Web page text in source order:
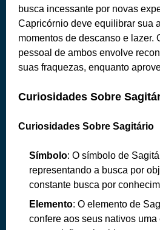
busca incessante por novas
Capricórnio deve equilibrar sua
momentos de descanso e lazer.
pessoal de ambos envolve
suas fraquezas, enquanto
Curiosidades Sobre
Curiosidades Sobre Sagitário
Símbolo: O símbolo de
representando a busca por
constante busca por
Elemento: O elemento de
confere aos seus nativos